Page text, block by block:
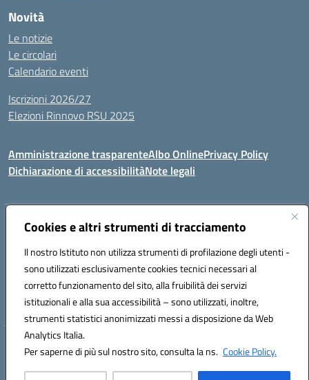
Cookies e altri strumenti di tracciamento
Il nostro Istituto non utilizza strumenti di profilazione degli utenti -
sono utilizzati esclusivamente cookies tecnici necessari al
corretto funzionamento del sito, alla fruibilità dei servizi
istituzionali e alla sua accessibilità – sono utilizzati, inoltre,
strumenti statistici anonimizzati messi a disposizione da Web
Analytics Italia.
Per saperne di più sul nostro sito, consulta la ns. Cookie Policy.
Novità
Le notizie
Le circolari
Calendario eventi
Iscrizioni 2026/27
Elezioni Rinnovo RSU 2025
Amministrazione trasparenteAlbo OnlinePrivacy Policy
Dichiarazione di accessibilitàNote legali
Indirizzo:Via Cadore 1, 60124 Ancona
Posta elettronica certificata (PEC):anic81100g@pec.istruzione.it
Codice fiscale: 93084410427
Codice meccanografico: anic81100g
Hosting & Powered by 3D Solution S.r.l.
Concept & Design by Designers Italia